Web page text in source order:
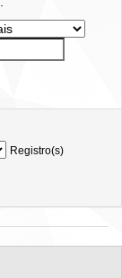
Registro(s)